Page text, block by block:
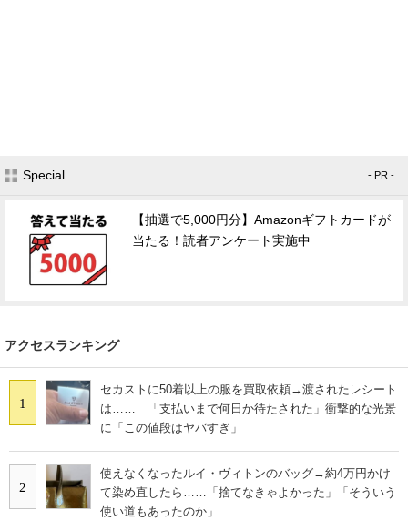
Special - PR -
【抽選で5,000円分】Amazonギフトカードが
当たる！読者アンケート実施中
アクセスランキング
1
セカストに50着以上の服を買取依頼→渡されたレシート
は…… 「支払いまで何日か待たされた」衝撃的な光景
に「この値段はヤバすぎ」
2
使えなくなったルイ・ヴィトンのバッグ→約4万円かけ
て染め直したら……「捨てなきゃよかった」「そういう
使い道もあったのか」